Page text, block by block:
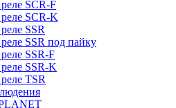
SCR-F
SCR-K
SSR
SSR под пайку
SSR-F
SSR-K
TSR